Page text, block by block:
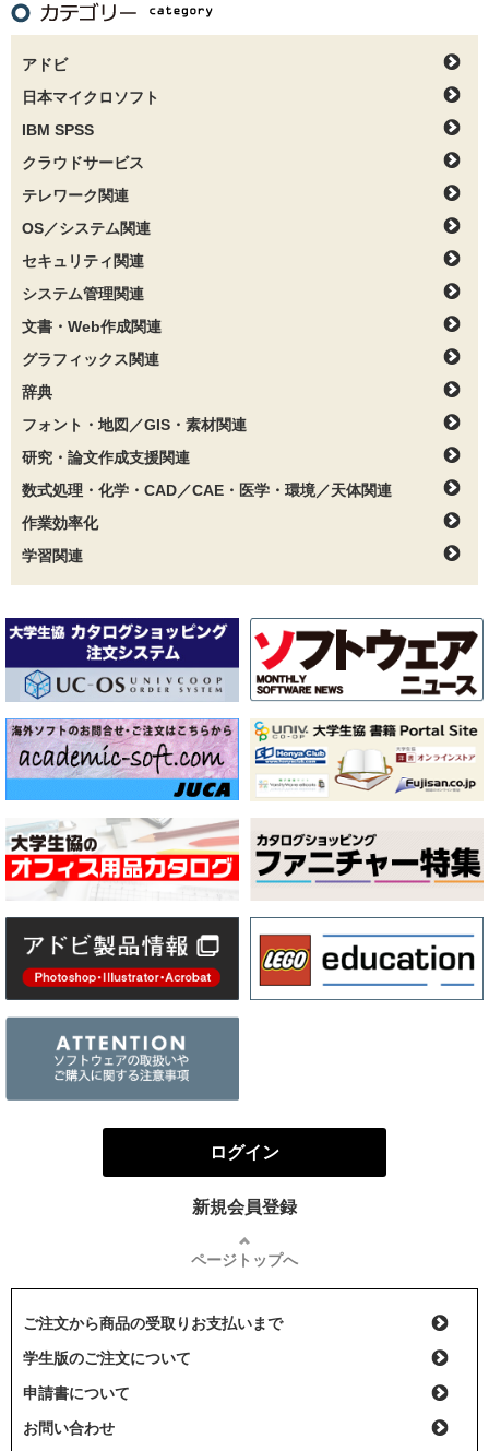
アドビ
日本マイクロソフト
IBM SPSS
クラウドサービス
テレワーク関連
OS／システム関連
セキュリティ関連
システム管理関連
文書・Web作成関連
グラフィックス関連
辞典
フォント・地図／GIS・素材関連
研究・論文作成支援関連
数式処理・化学・CAD／CAE・医学・環境／天体関連
作業効率化
学習関連
ログイン
新規会員登録
ページトップへ
ご注文から商品の受取りお支払いまで
学生版のご注文について
申請書について
お問い合わせ